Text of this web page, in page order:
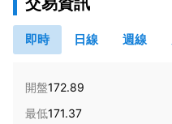
即時 日線 週線
開盤172.89
最低171.37